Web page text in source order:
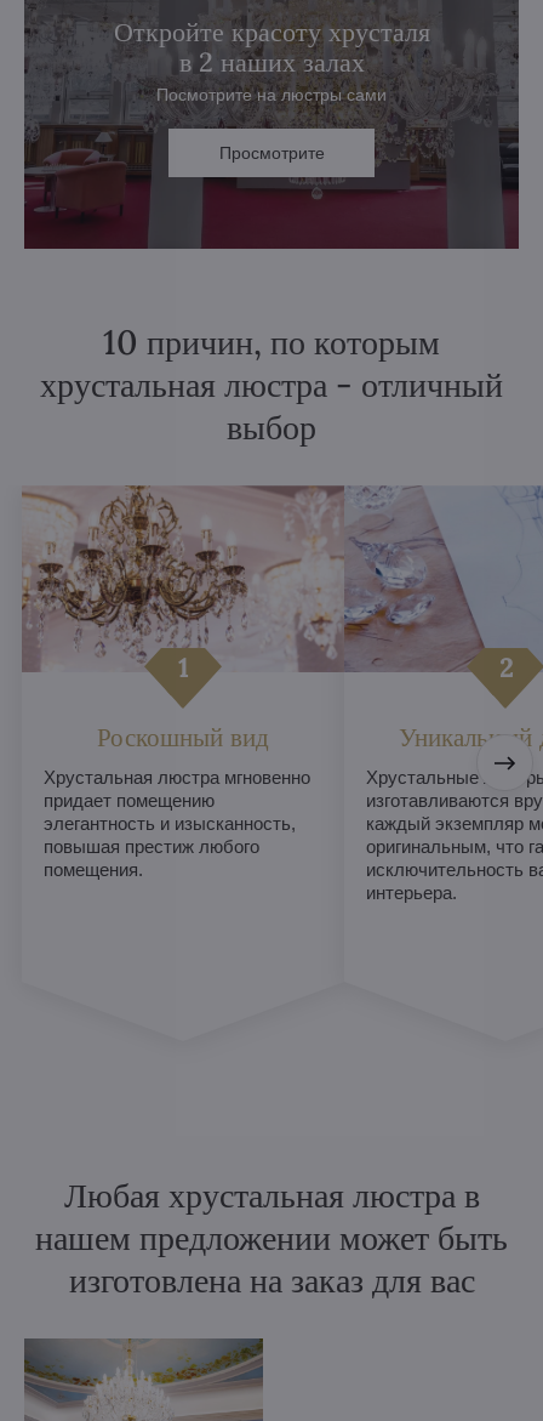
Откройте красоту хрусталя
в 2 наших залах
Посмотрите на люстры сами
Просмотрите
10 причин, по которым
хрустальная люстра - отличный
выбор
Роскошный вид
Хрустальная люстра мгновенно
придает помещению
элегантность и изысканность,
повышая престиж любого
помещения.
Уникальный
Хрустальные
изготавливаются
каждый экземпляр
оригинальным, что
исключительность
интерьера.
Любая хрустальная люстра в
нашем предложении может быть
изготовлена на заказ для вас